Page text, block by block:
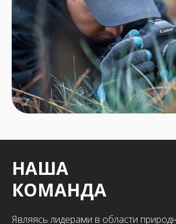
НАША
КОМАНДА
Являясь лидерами в области